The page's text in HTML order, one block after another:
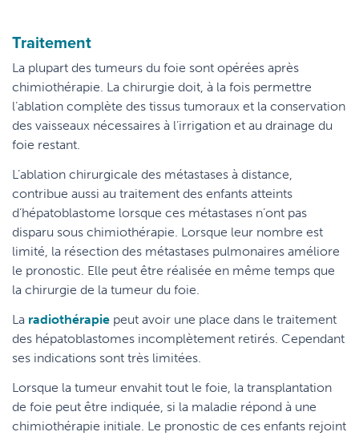
Traitement
La plupart des tumeurs du foie sont opérées après
chimiothérapie. La chirurgie doit, à la fois permettre
l’ablation complète des tissus tumoraux et la conservation
des vaisseaux nécessaires à l’irrigation et au drainage du
foie restant.
L’ablation chirurgicale des métastases à distance,
contribue aussi au traitement des enfants atteints
d’hépatoblastome lorsque ces métastases n’ont pas
disparu sous chimiothérapie. Lorsque leur nombre est
limité, la résection des métastases pulmonaires améliore
le pronostic. Elle peut être réalisée en même temps que
la chirurgie de la tumeur du foie.
La radiothérapie peut avoir une place dans le traitement
des hépatoblastomes incomplètement retirés. Cependant
ses indications sont très limitées.
Lorsque la tumeur envahit tout le foie, la transplantation
de foie peut être indiquée, si la maladie répond à une
chimiothérapie initiale. Le pronostic de ces enfants rejoint